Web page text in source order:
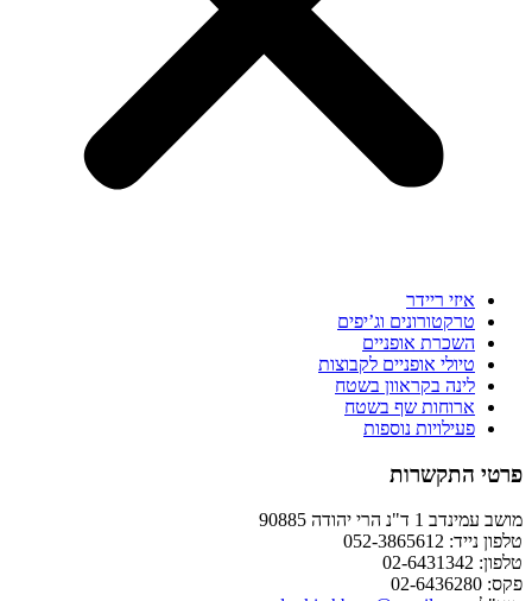
איזי ריידר
טרקטורונים וג’יפים
השכרת אופניים
טיולי אופניים לקבוצות
לינה בקראוון בשטח
ארוחות שף בשטח
פעילויות נוספות
פרטי התקשרות
מושב עמינדב 1 ד"נ הרי יהודה 90885
טלפון נייד: 052-3865612
טלפון: 02-6431342
פקס: 02-6436280